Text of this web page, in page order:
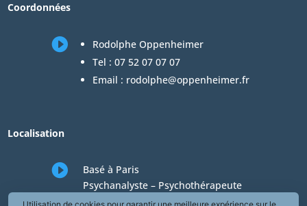
Coordonnées

Rodolphe Oppenheimer
Tel : 07 52 07 07 07
Email : rodolphe@oppenheimer.fr
Localisation

Basé à Paris
Psychanalyste – Psychothérapeute
Consultations en téléconsultation de